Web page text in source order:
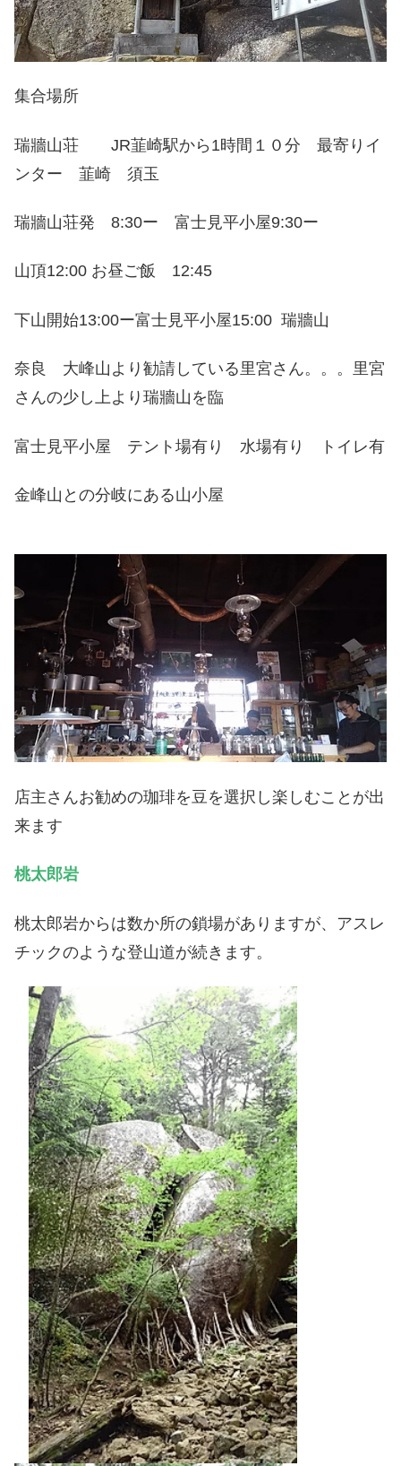
集合場所
瑞牆山荘 JR韮崎駅から1時間１０分 最寄りイ
ンター 韮崎 須玉
瑞牆山荘発 8:30ー 富士見平小屋9:30ー
山頂12:00 お昼ご飯 12:45
下山開始13:00ー富士見平小屋15:00 瑞牆山
奈良 大峰山より勧請している里宮さん。。。里宮
さんの少し上より瑞牆山を臨
富士見平小屋 テント場有り 水場有り トイレ有
金峰山との分岐にある山小屋
店主さんお勧めの珈琲を豆を選択し楽しむことが出
来ます
桃太郎岩
桃太郎岩からは数か所の鎖場がありますが、アスレ
チックのような登山道が続きます。